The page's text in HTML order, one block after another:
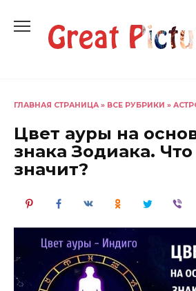
содержанию
ГЛАВНАЯ СТРАНИЦА » ВСЕ РУБРИКИ »
Цвет ауры на
знака Зодиака.
значит?